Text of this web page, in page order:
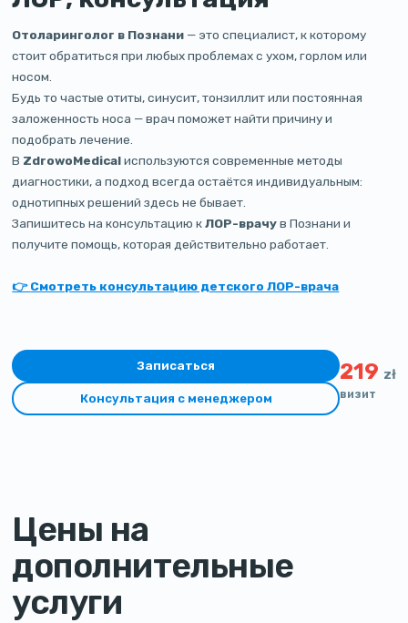
Отоларинголог в Познани — это специалист, к которому
стоит обратиться при любых проблемах с ухом, горлом или
носом.
Будь то частые отиты, синусит, тонзиллит или постоянная
заложенность носа — врач поможет найти причину и
подобрать лечение.
В ZdrowoMedicalиспользуются современные методы
диагностики, а подход всегда остаётся индивидуальным:
однотипных решений здесь не бывает.
Запишитесь на консультацию кЛОР-врачув Познани и
получите помощь, которая действительно работает.
👉Смотреть консультацию детского ЛОР-врача
Записаться
Консультация с менеджером
219 zł
визит
Цены на
дополнительные
услуги